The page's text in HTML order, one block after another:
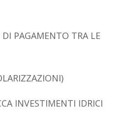
DI PAGAMENTO TRA LE
)
INVESTIMENTI IDRICI